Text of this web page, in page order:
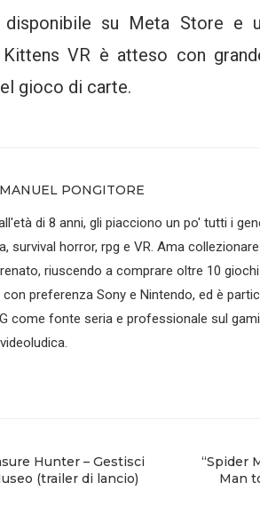
disponibile su Meta Store e
VR è atteso con
gioco di carte.
PONGITORE
di 8 anni, gli piacciono un po' tutti i
survival horror, rpg e VR. Ama
riuscendo a comprare oltre 10
preferenza Sony e Nintendo, ed è
come fonte seria e professionale sul
Hunter – Gestisci
(trailer di lancio)
“Spider
Man